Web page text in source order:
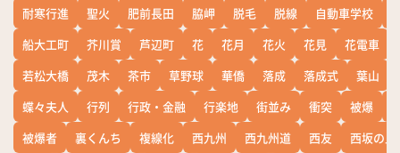
耐寒行進
聖火 肥前長田 脇岬 脱毛 脱線 自動車学校
船大工町
芥川賞 芦辺町 花 花月 花火 花見 花電車
若松大橋
茂木 茶市 草野球 華僑 落成 落成式 葉山
蝶々夫人
行列 行政・金融 行楽地 街並み 衝突 被爆
被爆者
裏くんち 複線化 西九州 西九州道 西友
西坂の丘